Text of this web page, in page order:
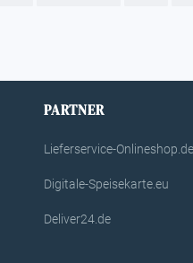
PARTNER
Lieferservice-Onlineshop.de
Digitale-Speisekarte.eu
Deliver24.de